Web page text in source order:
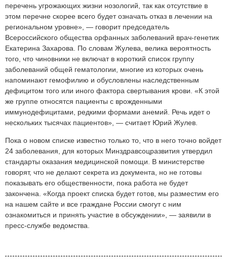
перечень угрожающих жизни нозологий, так как отсутствие в
этом перечне скорее всего будет означать отказ в лечении на
региональном уровне», — говорит председатель
Всероссийского общества орфанных заболеваний врач-генетик
Екатерина Захарова. По словам Жулева, велика вероятность
того, что чиновники не включат в короткий список группу
заболеваний общей гематологии, многие из которых очень
напоминают гемофилию и обусловлены наследственным
дефицитом того или иного фактора свертывания крови. «К этой
же группе относятся пациенты с врожденными
иммунодефицитами, редкими формами анемий. Речь идет о
нескольких тысячах пациентов», — считает Юрий Жулев.
Пока о новом списке известно только то, что в него точно войдет
24 заболевания, для которых Минздравсоцразвития утвердил
стандарты оказания медицинской помощи. В министерстве
говорят, что не делают секрета из документа, но не готовы
показывать его общественности, пока работа не будет
закончена. «Когда проект списка будет готов, мы разместим его
на нашем сайте и все граждане России смогут с ним
ознакомиться и принять участие в обсуждении», — заявили в
пресс-службе ведомства.